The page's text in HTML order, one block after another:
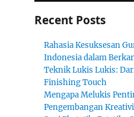
Recent Posts
Rahasia Kesuksesan
Indonesia dalam
Teknik Lukis Lukis:
Finishing Touch
Mengapa Melukis
Pengembangan